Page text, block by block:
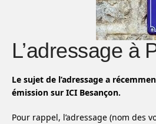
L’adressage à
Le sujet de l’adressage a
émission sur ICI Besançon.
Pour rappel, l’adressage (nom des